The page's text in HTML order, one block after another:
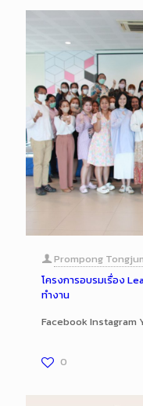
Prompong
โครงการอบรมเรื่อง
ทำงาน
Facebook Instagram
0